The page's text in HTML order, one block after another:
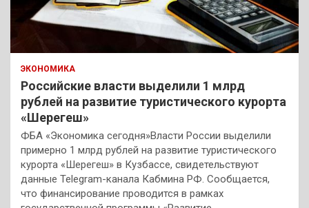
ЭКОНОМИКА
Российские власти выделили 1 млрд
рублей на развитие туристического курорта
«Шерегеш»
ФБА «Экономика сегодня»Власти России выделили
примерно 1 млрд рублей на развитие туристического
курорта «Шерегеш» в Кузбассе, свидетельствуют
данные Telegram-канала Кабмина РФ. Сообщается,
что финансирование проводится в рамках